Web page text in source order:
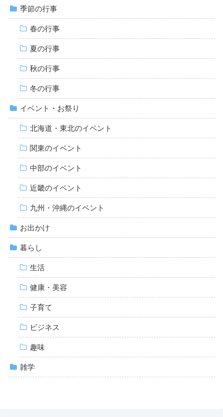
季節の行事
春の行事
夏の行事
秋の行事
冬の行事
イベント・お祭り
北海道・東北のイベント
関東のイベント
中部のイベント
近畿のイベント
九州・沖縄のイベント
お出かけ
暮らし
生活
健康・美容
子育て
ビジネス
趣味
雑学